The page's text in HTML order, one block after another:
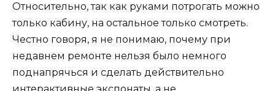
Относительно, так как руками потрогать можно
только кабину, на остальное только смотреть.
Честно говоря, я не понимаю, почему при
недавнем ремонте нельзя было немного
поднапрячься и сделать действительно